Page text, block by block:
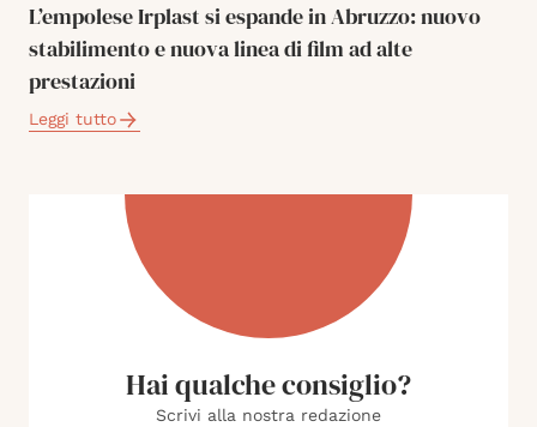
L’empolese Irplast si espande in Abruzzo: nuovo
stabilimento e nuova linea di film ad alte
prestazioni
Leggi tutto
Hai qualche consiglio?
Scrivi alla nostra redazione